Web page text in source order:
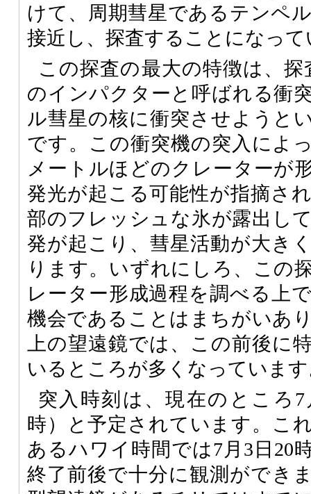
けて、周期彗星であるテンペ
接近し、探査することになっ
この探査の最大の特徴は、探
のインパクターと呼ばれる衝
ル彗星の核に衝突させようと
です。この衝突機の突入によ
メートルほどのクレーターが
発光が起こる可能性が指摘さ
部のフレッシュな氷が露出し
発が起こり、彗星活動が大き
ります。いずれにしろ、この
レーター形成過程を調べる上
機会であることはまちがいあ
上の望遠鏡では、この前後に
いるところが多くなっていま
突入時刻は、現在のところ
時）と予定されています。こ
あるハワイ時間では7月3日20
終了前後で十分に観測ができ